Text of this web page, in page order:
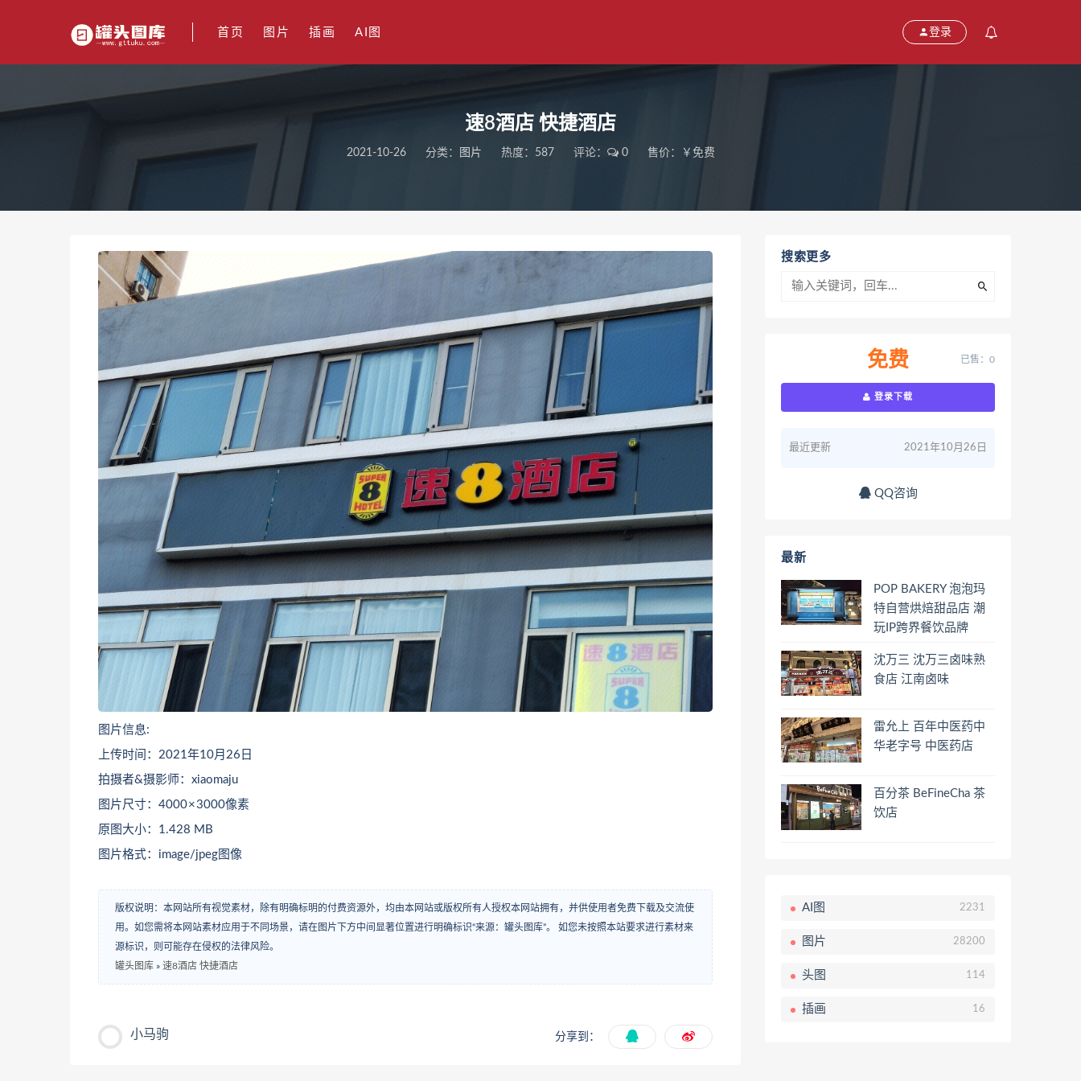
首页 图片 插画 AI图 登录
速8酒店 快捷酒店
2021-10-26 分类： 图片 热度：587 评论： 0 售价：￥免费
图片信息:
上传时间：2021年10月26日
拍摄者&摄影师：xiaomaju
图片尺寸：4000 × 3000像素
原图大小：1.428 MB
图片格式：image/jpeg图像
版权说明：本网站所有视觉素材，除有明确标明的付费资源外，均由本网站或版权所有人授权本网站拥有，并供使用者免费下载及交流使
用。如您需将本网站素材应用于不同场景，请在图片下方中间显著位置进行明确标识“来源：罐头图库”。 如您未按照本站要求进行素材来
源标识，则可能存在侵权的法律风险。
罐头图库 » 速8酒店 快捷酒店
小马驹 分享到：
搜索更多
免费 已售：0
登录下载
最近更新 2021年10月26日
QQ咨询
最新
POP BAKERY 泡泡玛
特自营烘焙甜品店 潮
玩IP跨界餐饮品牌
沈万三 沈万三卤味熟
食店 江南卤味
雷允上 百年中医药中
华老字号 中医药店
百分茶 BeFineCha 茶
饮店
AI图 2231
图片 28200
头图 114
插画 16